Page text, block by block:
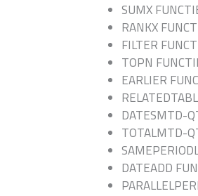
SUMX
RANKX
FILTER
TOPN
EARLIER
DATESMTD-
TOTALMTD-
DATEADD